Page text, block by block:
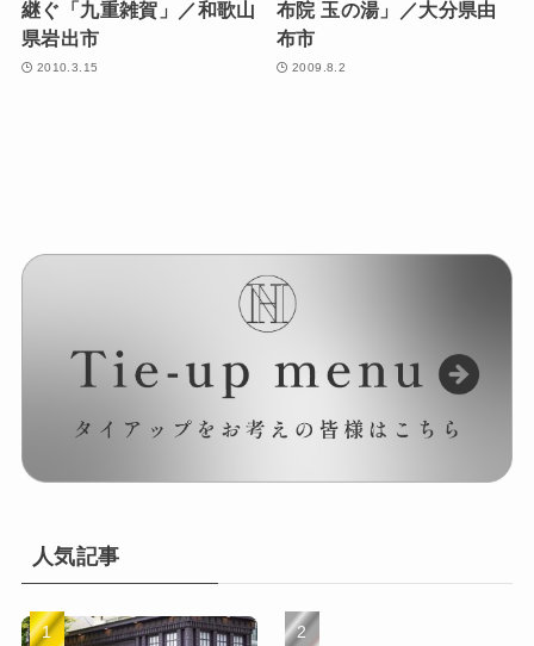
継ぐ「九重雑賀」／和歌山
県岩出市
2010.3.15
布院 玉の湯」／大分県由
布市
2009.8.2